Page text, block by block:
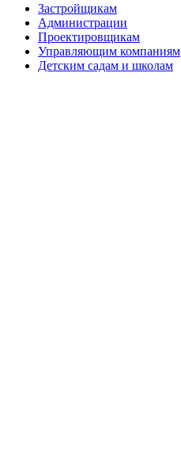
Застройщикам
Администрации
Проектировщикам
Управляющим компаниям
Детским садам и школам